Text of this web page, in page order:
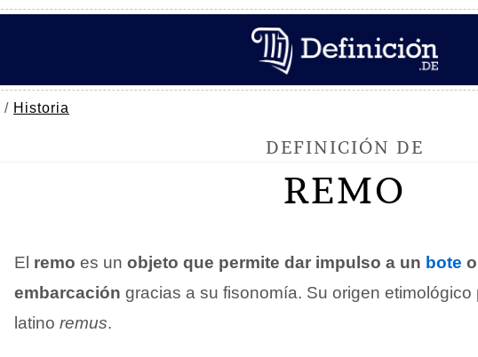
/ Historia
DEFINICIÓN DE
REMO
El remo es un objeto que permite dar impulso a un bote
embarcación gracias a su fisonomía. Su origen
latino remus.